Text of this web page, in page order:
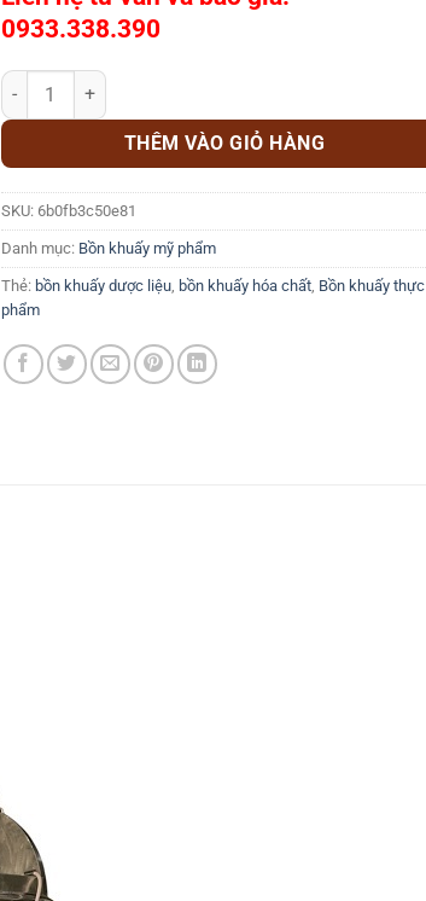
0933.338.390
Bồn khuấy son môi số lượng
THÊM VÀO GIỎ HÀNG
SKU: 6b0fb3c50e81
Danh mục: Bồn khuấy mỹ phẩm
Thẻ: bồn khuấy dược liệu, bồn khuấy hóa chất, Bồn khuấy thực
phẩm